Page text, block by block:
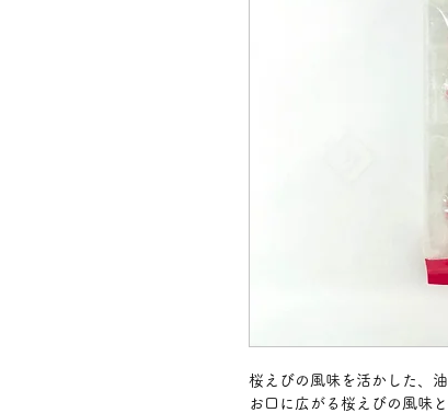
桜えびの風味を活かした、
お口に広がる桜えびの風味